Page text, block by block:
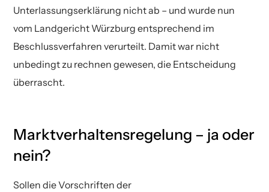
Unterlassungserklärung nicht ab – und wurde nun
vom Landgericht Würzburg entsprechend im
Beschlussverfahren verurteilt. Damit war nicht
unbedingt zu rechnen gewesen, die Entscheidung
überrascht.
Marktverhaltensregelung – ja oder
nein?
Sollen die Vorschriften der